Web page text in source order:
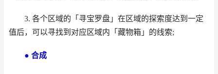
3. 各个区域的「寻宝罗盘」在区域的探索度达到一定
值后，可以寻找到对应区域内「藏物箱」的线索;
● 合成